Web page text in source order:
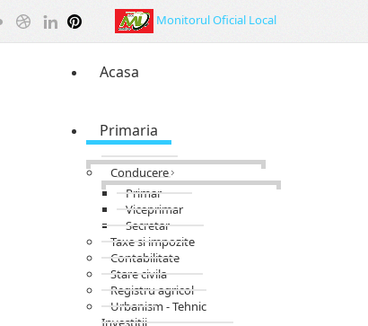
Monitorul Oficial Local
Acasa
Primaria
Conducere
Primar
Viceprimar
Secretar
Taxe si impozite
Contabilitate
Stare civila
Registru agricol
Urbanism - Tehnic
Investitii